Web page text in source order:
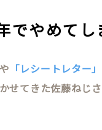
でやめてし
や 「レシートレター」
せてきた佐藤ねじ